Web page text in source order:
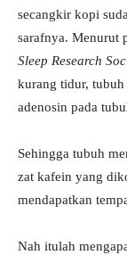
secangkir kopi
sarafnya. Menurut
Sleep Research
kurang tidur, tubuh
adenosin pada
Sehingga tubuh
zat kafein yang
mendapatkan
Nah itulah